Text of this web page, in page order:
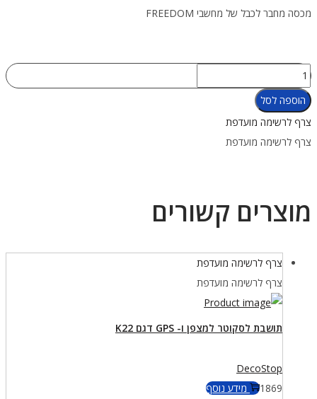
מכסה מחבר לכבל של מחשבי FREEDOM
כמות
של
מכסה
מחבר
לכבל
הוספה לסל
צרף לרשימה מועדפת
צרף לרשימה מועדפת
מוצרים קשורים
צרף לרשימה מועדפת
צרף לרשימה מועדפת
תושבת לסקוטר למצפן ו- GPS דגם K22
DecoStop
1869
מידע נוסף